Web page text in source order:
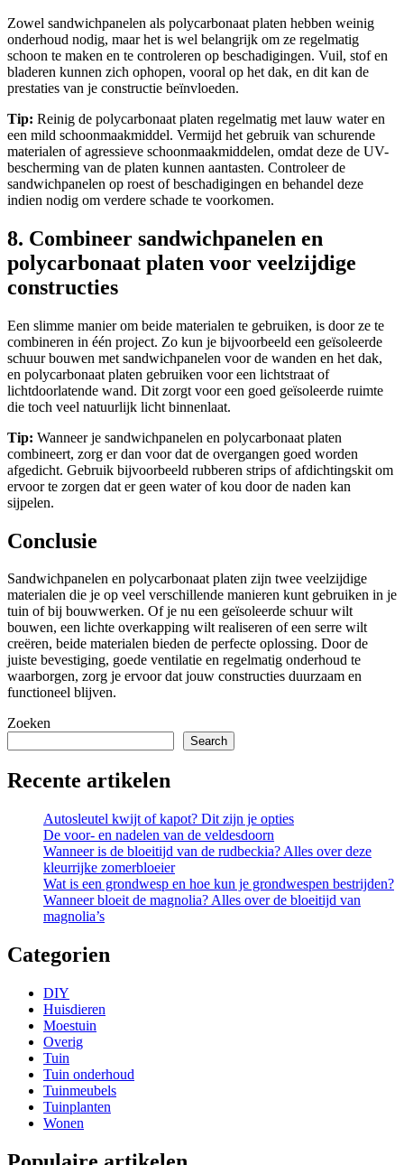
Zowel sandwichpanelen als polycarbonaat platen hebben weinig
onderhoud nodig, maar het is wel belangrijk om ze regelmatig
schoon te maken en te controleren op beschadigingen. Vuil, stof en
bladeren kunnen zich ophopen, vooral op het dak, en dit kan de
prestaties van je constructie beïnvloeden.
Tip: Reinig de polycarbonaat platen regelmatig met lauw water en
een mild schoonmaakmiddel. Vermijd het gebruik van schurende
materialen of agressieve schoonmaakmiddelen, omdat deze de UV-
bescherming van de platen kunnen aantasten. Controleer de
sandwichpanelen op roest of beschadigingen en behandel deze
indien nodig om verdere schade te voorkomen.
8. Combineer sandwichpanelen en
polycarbonaat platen voor veelzijdige
constructies
Een slimme manier om beide materialen te gebruiken, is door ze te
combineren in één project. Zo kun je bijvoorbeeld een geïsoleerde
schuur bouwen met sandwichpanelen voor de wanden en het dak,
en polycarbonaat platen gebruiken voor een lichtstraat of
lichtdoorlatende wand. Dit zorgt voor een goed geïsoleerde ruimte
die toch veel natuurlijk licht binnenlaat.
Tip: Wanneer je sandwichpanelen en polycarbonaat platen
combineert, zorg er dan voor dat de overgangen goed worden
afgedicht. Gebruik bijvoorbeeld rubberen strips of afdichtingskit om
ervoor te zorgen dat er geen water of kou door de naden kan
sijpelen.
Conclusie
Sandwichpanelen en polycarbonaat platen zijn twee veelzijdige
materialen die je op veel verschillende manieren kunt gebruiken in je
tuin of bij bouwwerken. Of je nu een geïsoleerde schuur wilt
bouwen, een lichte overkapping wilt realiseren of een serre wilt
creëren, beide materialen bieden de perfecte oplossing. Door de
juiste bevestiging, goede ventilatie en regelmatig onderhoud te
waarborgen, zorg je ervoor dat jouw constructies duurzaam en
functioneel blijven.
Zoeken
Search
Recente artikelen
Autosleutel kwijt of kapot? Dit zijn je opties
De voor- en nadelen van de veldesdoorn
Wanneer is de bloeitijd van de rudbeckia? Alles over deze
kleurrijke zomerbloeier
Wat is een grondwesp en hoe kun je grondwespen bestrijden?
Wanneer bloeit de magnolia? Alles over de bloeitijd van
magnolia’s
Categorien
DIY
Huisdieren
Moestuin
Overig
Tuin
Tuin onderhoud
Tuinmeubels
Tuinplanten
Wonen